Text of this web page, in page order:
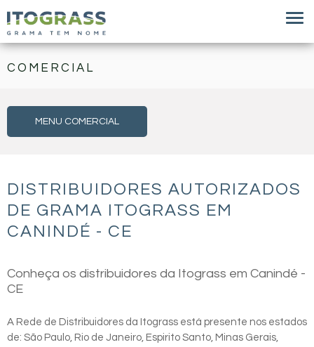
COMERCIAL
MENU COMERCIAL
DISTRIBUIDORES AUTORIZADOS
DE GRAMA ITOGRASS EM
CANINDÉ - CE
Conheça os distribuidores da Itograss em Canindé -
CE
A Rede de Distribuidores da Itograss está presente nos estados
de: São Paulo, Rio de Janeiro, Espirito Santo, Minas Gerais,